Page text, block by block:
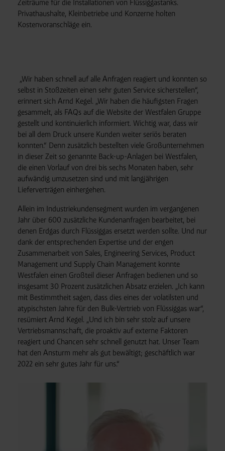
Zeiträume für die Installationen von Flüssiggastanks.
Privathaushalte, Kleinbetriebe und Konzerne holten
Kostenvoranschläge ein.
„Wir haben schnell auf alle Anfragen reagiert und konnten so
selbst in Stoßzeiten einen sehr guten Service sicherstellen“,
erinnert sich Arnd Kegel. „Wir haben die häufigsten Fragen
gesammelt, als FAQs auf die Website der Westfalen Gruppe
gestellt und kontinuierlich informiert. Wichtig war, dass wir
bei all dem Druck unsere Kunden weiter seriös beraten
konnten.“ Denn zusätzlich bestellten viele Großunternehmen
in dieser Zeit so genannte Back-up-Anlagen bei Westfalen,
die einen Vorlauf von drei bis sechs Monaten haben, sehr
aufwändig umzusetzen sind und mit langjährigen
Lieferverträgen einhergehen.
Allein im Industriekundensegment wurden im vergangenen
Jahr über 600 zusätzliche Kundenanfragen bearbeitet, bei
denen Erdgas durch Flüssiggas ersetzt werden sollte. Und nur
dank der entsprechenden Expertise und der engen
Zusammenarbeit von Sales, Engineering Services, Product
Management und Supply Chain Management konnte
Westfalen einen Großteil dieser Anfragen bedienen und so
insgesamt 30 Prozent zusätzlichen Absatz erzielen. „Ich kann
mit Bestimmtheit sagen, dass dies eines der volatilsten und
atypischsten Jahre für den Bulk-Vertrieb von Flüssiggas war“,
resümiert Arnd Kegel. „Und ich bin sehr stolz auf unsere
Vertriebsmannschaft, die proaktiv auf externe Faktoren
reagiert und Chancen sehr schnell genutzt hat. Unser Team
hat den Ansturm mehr als gut bewältigt; geschäftlich war
2022 ein sehr gutes Jahr für uns.“